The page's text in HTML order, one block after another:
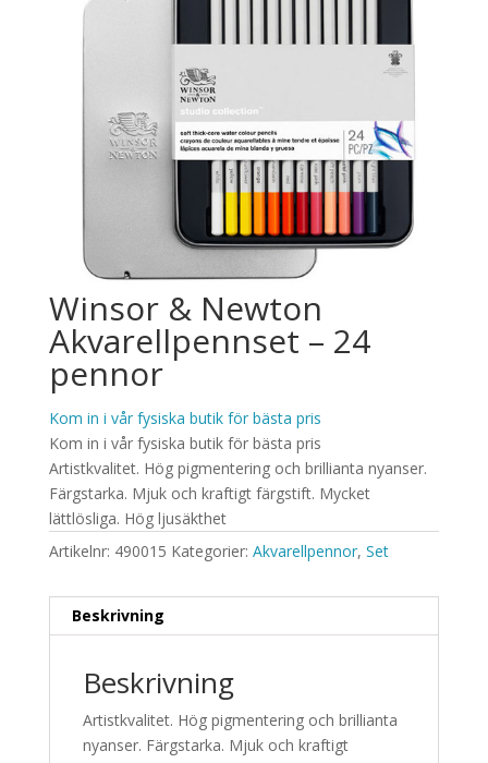
Winsor & Newton
Akvarellpennset – 24
pennor
Kom in i vår fysiska butik för bästa pris
Kom in i vår fysiska butik för bästa pris
Artistkvalitet. Hög pigmentering och brillianta nyanser.
Färgstarka. Mjuk och kraftigt färgstift. Mycket
lättlösliga. Hög ljusäkthet
Artikelnr: 490015 Kategorier: Akvarellpennor, Set
Beskrivning
Beskrivning
Artistkvalitet. Hög pigmentering och brillianta
nyanser. Färgstarka. Mjuk och kraftigt